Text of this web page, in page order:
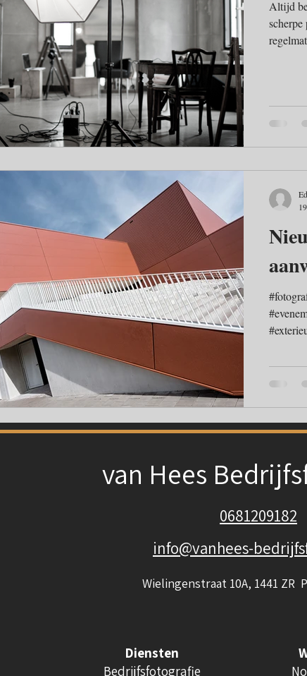
Altijd
scherpe prijs? Heb je producten
regelmatig
van Hees
0681209182
info@vanhees-
Wielingenstraat 10A, 1441
Diensten
Bedrijfsfotografie